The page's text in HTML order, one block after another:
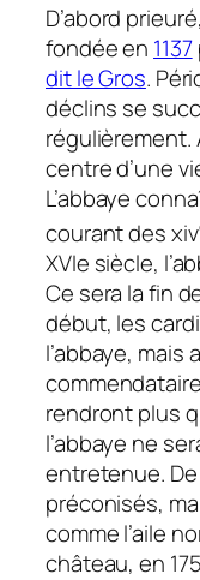
D’abord
fondée en 1137
dit le Gros.
déclins se
régulièrement.
centre d’une
L’abbaye
courant des xiv
XVIe siècle,
Ce sera la fin
début, les
l’abbaye,
rendront plus
l’abbaye ne
entretenue.
préconisés,
comme l’aile
château, en